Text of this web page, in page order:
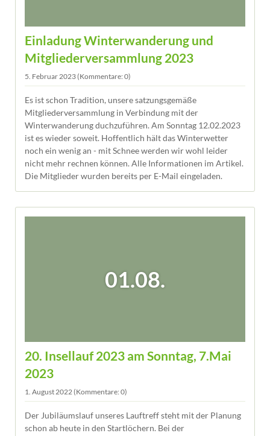
Einladung Winterwanderung und
Mitgliederversammlung 2023
5. Februar 2023(Kommentare: 0)
Es ist schon Tradition, unsere satzungsgemäße
Mitgliederversammlung in Verbindung mit der
Winterwanderung duchzuführen. Am Sonntag 12.02.2023
ist es wieder soweit. Hoffentlich hält das Winterwetter
noch ein wenig an - mit Schnee werden wir wohl leider
nicht mehr rechnen können. Alle Informationen im Artikel.
Die Mitglieder wurden bereits per E-Mail eingeladen.
01.08.
20. Insellauf 2023 am Sonntag, 7.Mai
2023
1. August 2022(Kommentare: 0)
Der Jubiläumslauf unseres Lauftreff steht mit der Planung
schon ab heute in den Startlöchern. Bei der